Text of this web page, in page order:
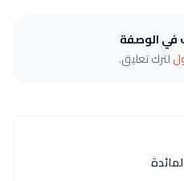
في الوصفة
لترك تعليق.